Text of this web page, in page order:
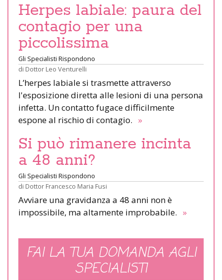
Herpes labiale: paura del
contagio per una
piccolissima
Gli Specialisti Rispondono
di Dottor Leo Venturelli
L’herpes labiale si trasmette attraverso
l'esposizione diretta alle lesioni di una persona
infetta. Un contatto fugace difficilmente
espone al rischio di contagio. »
Si può rimanere incinta
a 48 anni?
Gli Specialisti Rispondono
di Dottor Francesco Maria Fusi
Avviare una gravidanza a 48 anni non è
impossibile, ma altamente improbabile. »
FAI LA TUA DOMANDA AGLI
SPECIALISTI